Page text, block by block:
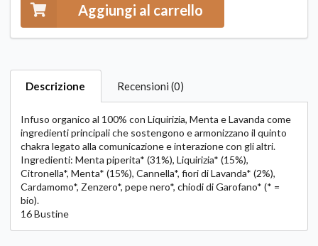
Aggiungi al carrello
Descrizione Recensioni (0)
Infuso organico al 100% con Liquirizia, Menta e Lavanda come
ingredienti principali che sostengono e armonizzano il quinto
chakra legato alla comunicazione e interazione con gli altri.
Ingredienti: Menta piperita* (31%), Liquirizia* (15%),
Citronella*, Menta* (15%), Cannella*, fiori di Lavanda* (2%),
Cardamomo*, Zenzero*, pepe nero*, chiodi di Garofano* (* =
bio).
16 Bustine